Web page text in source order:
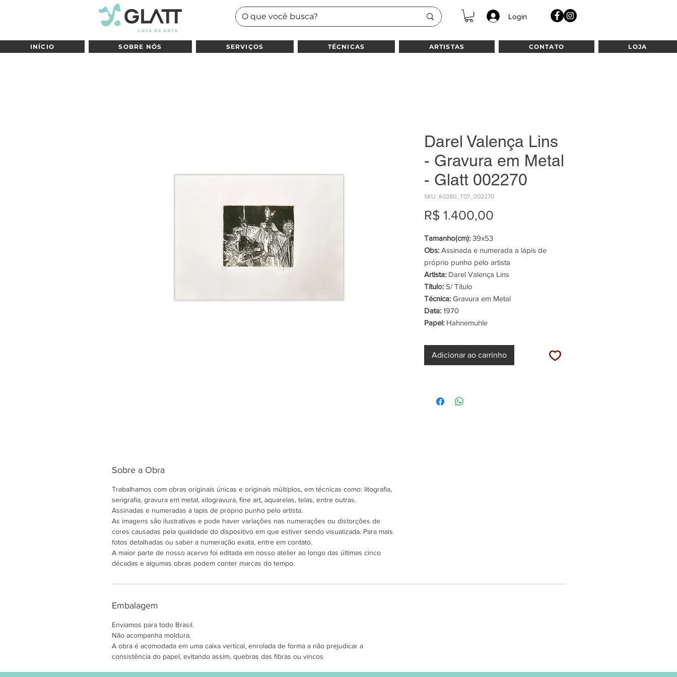
Login
INÍCIO SOBRE NÓS SERVIÇOS TÉCNICAS ARTISTAS CONTATO LOJA
Darel Valença Lins
- Gravura em Metal
- Glatt 002270
SKU: A0380_T07_002270
R$ 1.400,00
Tamanho(cm): 39x53
Obs: Assinada e numerada a lápis de
próprio punho pelo artista
Artista: Darel Valença Lins
Título: S/ Título
Técnica: Gravura em Metal
Data: 1970
Papel: Hahnemuhle
Adicionar ao carrinho
Sobre a Obra
Trabalhamos com obras originais únicas e originais múltiplos, em técnicas como: litografia,
serigrafia, gravura em metal, xilogravura, fine art, aquarelas, telas, entre outras.
Assinadas e numeradas à lapis de próprio punho pelo artista.
As imagens são ilustrativas e pode haver variações nas numerações ou distorções de
cores causadas pela qualidade do dispositivo em que estiver sendo visualizada. Para mais
fotos detalhadas ou saber a numeração exata, entre em contato.
A maior parte de nosso acervo foi editada em nosso atelier ao longo das últimas cinco
décadas e algumas obras podem conter marcas do tempo.
Embalagem
Enviamos para todo Brasil.
Não acompanha moldura.
A obra é acomodada em uma caixa vertical, enrolada de forma a não prejudicar a
consistência do papel, evitando assim, quebras das fibras ou vincos